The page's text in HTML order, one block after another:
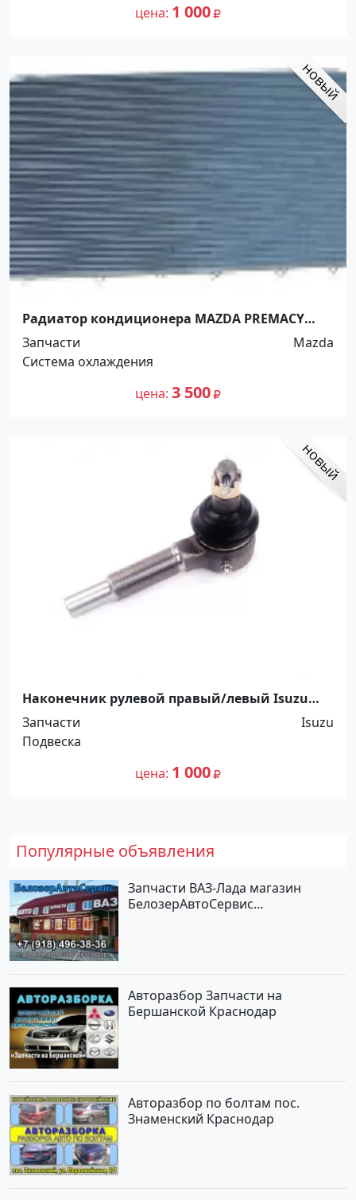
цена 1 000
Радиатор кондиционера MAZDA PREMACY
1999-05 Краснодар
Запчасти
Mazda
Система охлаждения
цена 3 500
Наконечник рулевой правый/левый Isuzu
NQR71 / NQR75 / NQR90 / NPR75 Краснодар
Запчасти
Isuzu
Подвеска
цена 1 000
Популярные объявления
Запчасти ВАЗ-Лада магазин
БелозерАвтоСервис
Авторазбор Запчасти на
Бершанской Краснодар
Авторазбор по болтам пос.
Знаменский Краснодар